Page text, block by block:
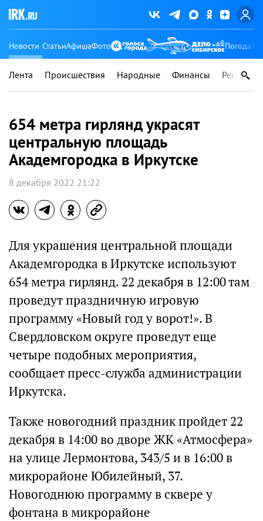
Новости СтатьиАфишаФото Погода
Лента Происшествия Народные Финансы Регионы
654 метра гирлянд украсят
центральную площадь
Академгородка в Иркутске
8 декабря 2022 21:22
Для украшения центральной площади
Академгородка в Иркутске используют
654 метра гирлянд. 22 декабря в 12:00 там
проведут праздничную игровую
программу «Новый год у ворот!». В
Свердловском округе проведут еще
четыре подобных мероприятия,
сообщает пресс-служба администрации
Иркутска.
Также новогодний праздник пройдет 22
декабря в 14:00 во дворе ЖК «Атмосфера»
на улице Лермонтова, 343/5 и в 16:00 в
микрорайоне Юбилейный, 37.
Новогоднюю программу в сквере у
фонтана в микрорайоне